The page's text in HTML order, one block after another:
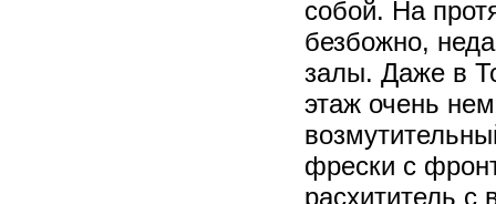
собой. На
безбожно,
залы. Даже в
этаж очень
фрески с
расхититель